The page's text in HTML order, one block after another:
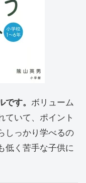
す。 ボリューム
ていて、ポイント
しっかり学べるの
低く苦手な子供に